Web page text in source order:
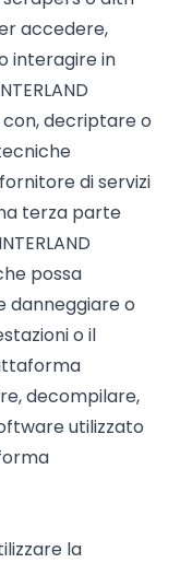
accedere,
interagire in
decriptare o
di servizi
terza parte
possa
o
o il
decompilare,
utilizzato
la